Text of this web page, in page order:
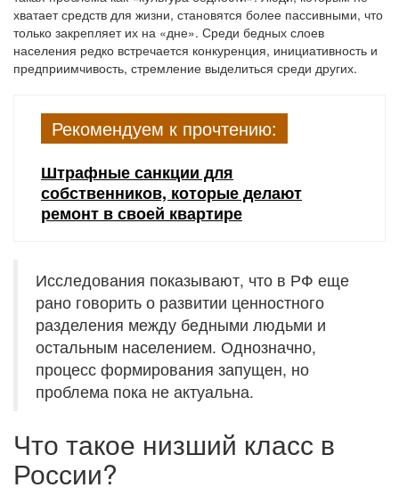
хватает средств для жизни, становятся более пассивными, что
только закрепляет их на «дне». Среди бедных слоев
населения редко встречается конкуренция, инициативность и
предприимчивость, стремление выделиться среди других.
Рекомендуем к прочтению:
Штрафные санкции для
собственников, которые делают
ремонт в своей квартире
Исследования показывают, что в РФ еще
рано говорить о развитии ценностного
разделения между бедными людьми и
остальным населением. Однозначно,
процесс формирования запущен, но
проблема пока не актуальна.
Что такое низший класс в
России?